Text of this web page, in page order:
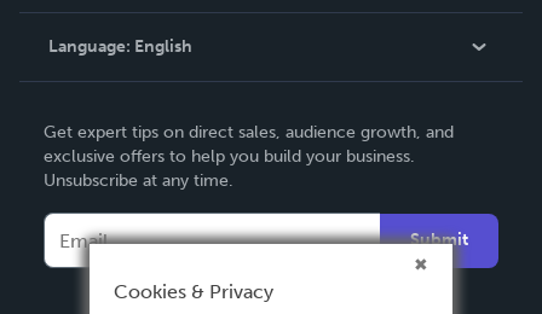
Knowledge Base
Contact Support
Language: English
Deutsch
Français
Español
Get expert tips on direct sales, audience growth, and
exclusive offers to help you build your business.
Unsubscribe at any time.
Submit
Cookies & Privacy